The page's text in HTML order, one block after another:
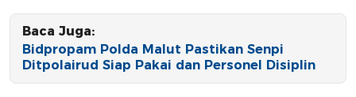
Baca Juga:
Bidpropam Polda Malut Pastikan Senpi
Ditpolairud Siap Pakai dan Personel Disiplin